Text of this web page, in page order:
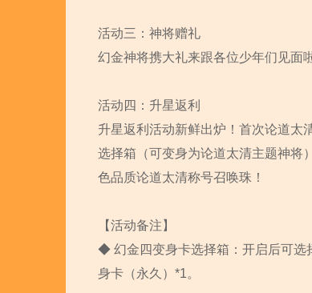
活动三：神将赠礼
幻金神将携大礼来跟各位少年们见面
活动四：升星返利
升星返利活动新鲜出炉！首次论道太
选择箱（可变身为论道太清主题神将
色品质论道太清称号召唤珠！
【活动备注】
◆ 幻金四变身卡选择箱：开启后可选
身卡（永久）*1。